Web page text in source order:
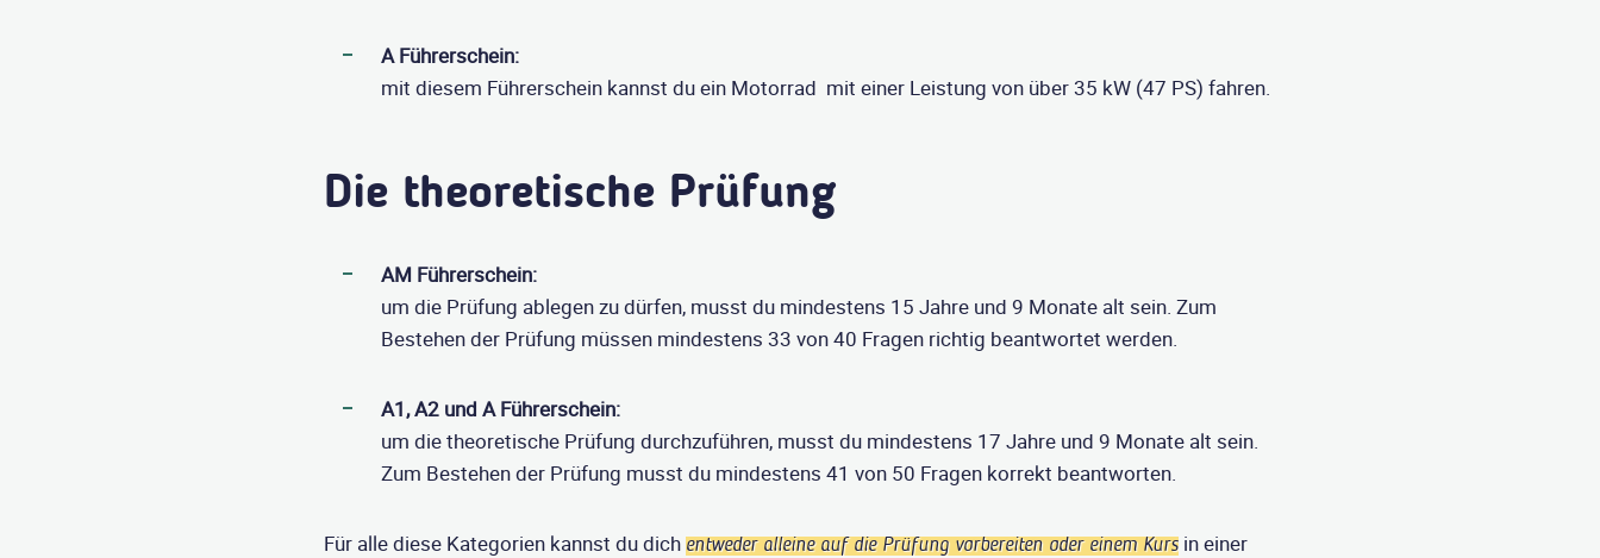
A Führerschein:
mit diesem Führerschein kannst du ein Motorrad mit einer Leistung von über 35 kW (47 PS) fahren.
Die theoretische Prüfung
AM Führerschein:
um die Prüfung ablegen zu dürfen, musst du mindestens 15 Jahre und 9 Monate alt sein. Zum
Bestehen der Prüfung müssen mindestens 33 von 40 Fragen richtig beantwortet werden.
A1, A2 und A Führerschein:
um die theoretische Prüfung durchzuführen, musst du mindestens 17 Jahre und 9 Monate alt sein.
Zum Bestehen der Prüfung musst du mindestens 41 von 50 Fragen korrekt beantworten.
Für alle diese Kategorien kannst du dich entweder alleine auf die Prüfung vorbereiten oder einem Kursin einer